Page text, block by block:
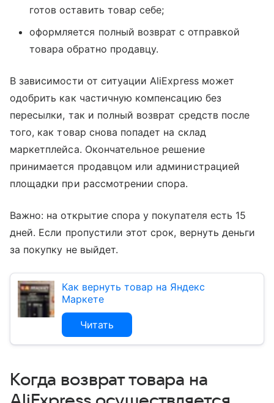
готов оставить товар себе;
оформляется полный возврат с отправкой
товара обратно продавцу.
В зависимости от ситуации AliExpress может
одобрить как частичную компенсацию без
пересылки, так и полный возврат средств после
того, как товар снова попадет на склад
маркетплейса. Окончательное решение
принимается продавцом или администрацией
площадки при рассмотрении спора.
Важно: на открытие спора у покупателя есть 15
дней. Если пропустили этот срок, вернуть деньги
за покупку не выйдет.
Как вернуть товар на Яндекс
Маркете
Читать
Когда возврат товара на